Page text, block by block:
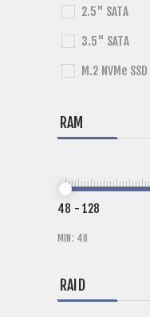
2.5" SATA
3.5" SATA
M.2 NVMe SSD
RAM
MIN: 48
48 -128
RAID